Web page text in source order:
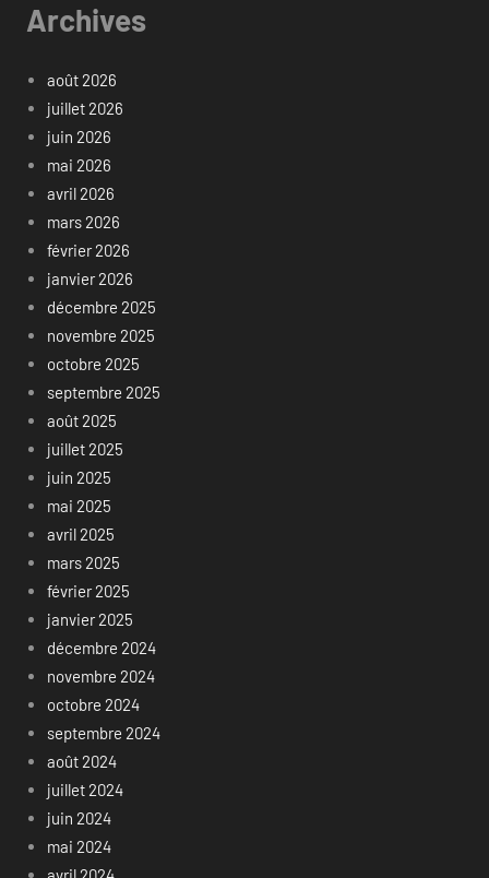
Archives
août 2026
juillet 2026
juin 2026
mai 2026
avril 2026
mars 2026
février 2026
janvier 2026
décembre 2025
novembre 2025
octobre 2025
septembre 2025
août 2025
juillet 2025
juin 2025
mai 2025
avril 2025
mars 2025
février 2025
janvier 2025
décembre 2024
novembre 2024
octobre 2024
septembre 2024
août 2024
juillet 2024
juin 2024
mai 2024